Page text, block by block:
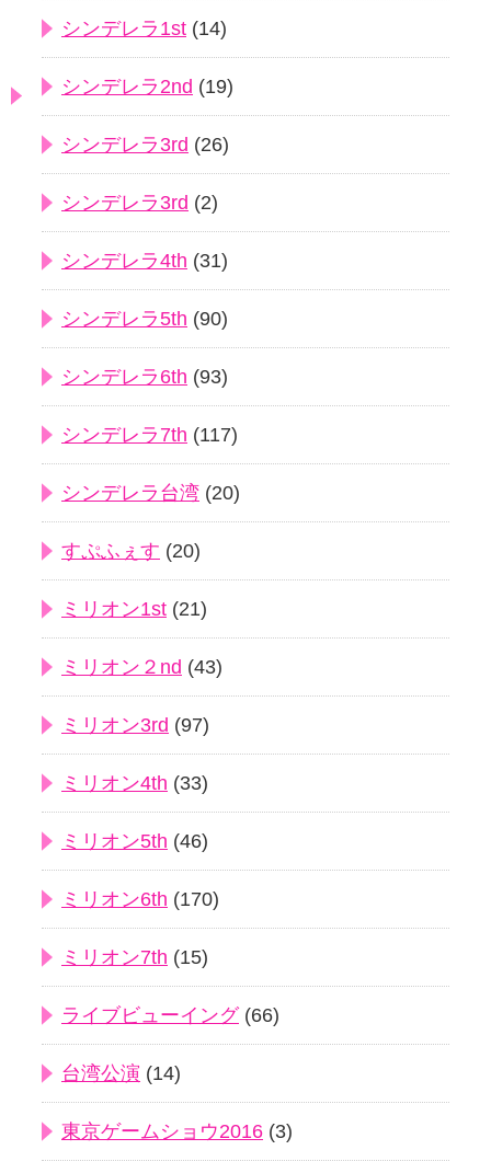
シンデレラ1st (14)
シンデレラ2nd (19)
シンデレラ3rd (26)
シンデレラ3rd (2)
シンデレラ4th (31)
シンデレラ5th (90)
シンデレラ6th (93)
シンデレラ7th (117)
シンデレラ台湾 (20)
すぷふぇす (20)
ミリオン1st (21)
ミリオン２nd (43)
ミリオン3rd (97)
ミリオン4th (33)
ミリオン5th (46)
ミリオン6th (170)
ミリオン7th (15)
ライブビューイング(66)
台湾公演 (14)
東京ゲームショウ2016 (3)